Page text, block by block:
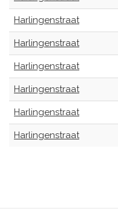
Harlingenstraat
Harlingenstraat
Harlingenstraat
Harlingenstraat
Harlingenstraat
Harlingenstraat